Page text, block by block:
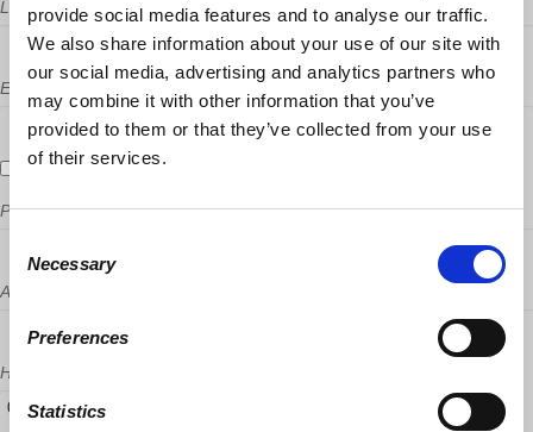
provide social media features and to analyse our traffic.
We also share information about your use of our site with
our social media, advertising and analytics partners who
may combine it with other information that you’ve
provided to them or that they’ve collected from your use
of their services.
Selection
Necessary
Preferences
Statistics
Last Name
Email
Send me email updates
Phone
Address (Street, City, State, Postal code)
How many other people are you bringing?